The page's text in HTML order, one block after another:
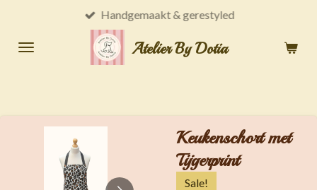
naar
Atelier By Dotia
Handgemaakt & gerestyled
Keukenschort met
Tijgerprint
Sale!